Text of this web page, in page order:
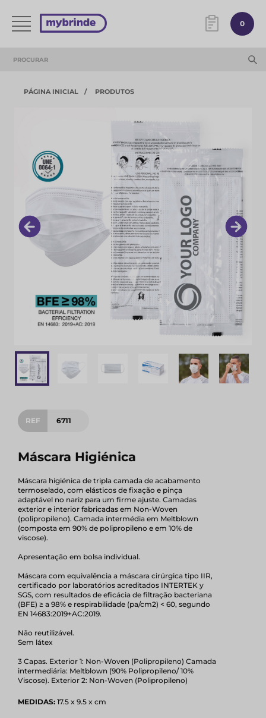
0
PÁGINA INICIAL PRODUTOS
REF 6711
Máscara Higiénica
Máscara higiénica de tripla camada de acabamento
termoselado, com elásticos de fixação e pinça
adaptável no nariz para um firme ajuste. Camadas
exterior e interior fabricadas em Non-Woven
(polipropileno). Camada intermédia em Meltblown
(composta em 90% de polipropileno e em 10% de
viscose).
Apresentação em bolsa individual.
Máscara com equivalência a máscara cirúrgica tipo IIR,
certificado por laboratórios acreditados INTERTEK y
SGS, com resultados de eficácia de filtração bacteriana
(BFE) ≥ a 98% e respirabilidade (pa/cm2) < 60, segundo
EN 14683:2019+AC:2019.
Não reutilizável.
Sem látex
3 Capas. Exterior 1: Non-Woven (Polipropileno) Camada
intermediária: Meltblown (90% Polipropileno/ 10%
Viscose). Exterior 2: Non-Woven (Polipropileno)
MEDIDAS: 17.5 x 9.5 x cm